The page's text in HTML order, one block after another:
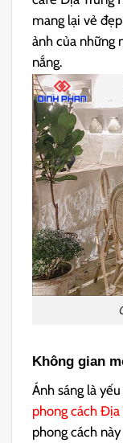
mang lại vẻ
ảnh của những
nắng.
Không gian
Ánh sáng là
phong cách Địa
phong cách